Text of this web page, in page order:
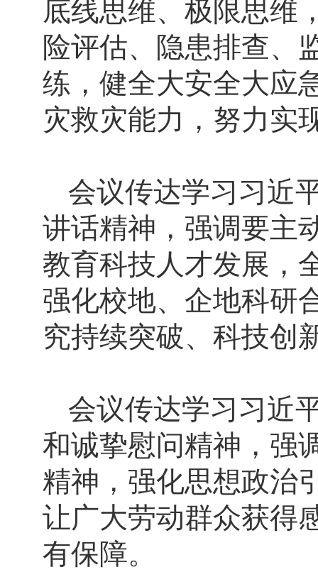
底线思维、极限思维
险评估、隐患排查、
练，健全大安全大应
灾救灾能力，努力实
会议传达学习习近
讲话精神，强调要主
教育科技人才发展，
强化校地、企地科研
究持续突破、科技创
会议传达学习习近
和诚挚慰问精神，强
精神，强化思想政治
让广大劳动群众获得
有保障。